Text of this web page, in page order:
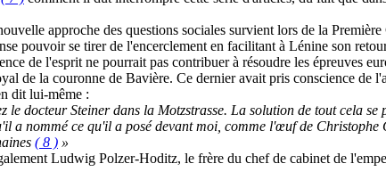
approche des questions sociales survient lors de la
pouvoir se tirer de l'encerclement en facilitant à Lénine son
de l'esprit ne pourrait pas contribuer à résoudre les épreuves
de la couronne de Bavière. Ce dernier avait pris conscience de
dit lui-même :
le docteur Steinerdans la Motzstrasse. La solution de tout cela se
a nommé ce qu'il a posé devant moi, comme l'œuf de
( 8 ) »
Ludwig Polzer-Hoditz, le frère du chef de cabinet de